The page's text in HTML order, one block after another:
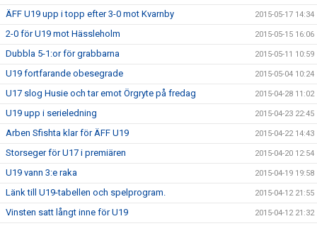
ÄFF U19 upp i topp efter 3-0 mot Kvarnby 2015-05-17 14:34
2-0 för U19 mot Hässleholm 2015-05-15 16:06
Dubbla 5-1:or för grabbarna 2015-05-11 10:59
U19 fortfarande obesegrade 2015-05-04 10:24
U17 slog Husie och tar emot Örgryte på fredag 2015-04-28 11:02
U19 upp i serieledning 2015-04-23 22:45
Arben Sfishta klar för ÄFF U19 2015-04-22 14:43
Storseger för U17 i premiären 2015-04-20 12:54
U19 vann 3:e raka 2015-04-19 19:58
Länk till U19-tabellen och spelprogram. 2015-04-12 21:55
Vinsten satt långt inne för U19 2015-04-12 21:32